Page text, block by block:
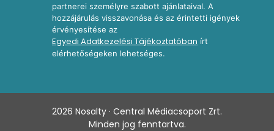
partnerei személyre szabott ajánlataival. A
hozzájárulás visszavonása és az érintetti igények
érvényesítése az
Egyedi Adatkezelési Tájékoztatóban írt
elérhetőségeken lehetséges.
2026 Nosalty · Central Médiacsoport Zrt.
Minden jog fenntartva.